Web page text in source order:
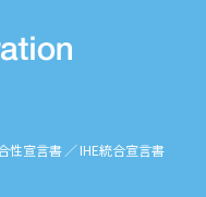
性宣言書 ／ IHE統合宣言書